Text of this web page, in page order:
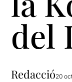
del
Redacció20